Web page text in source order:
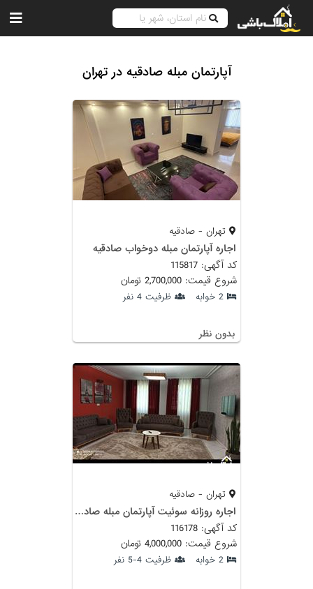
آپارتمان مبله صادقیه در تهران
تهران - صادقیه
اجاره آپارتمان مبله دوخواب صادقیه
کد آگهی: 115817
شروع قیمت: 2,700,000 تومان
2 خوابه ظرفیت 4 نفر
بدون نظر
تهران - صادقیه
اجاره روزانه سوئیت آپارتمان مبله صادقیه
کد آگهی: 116178
شروع قیمت: 4,000,000 تومان
2 خوابه ظرفیت 4-5 نفر